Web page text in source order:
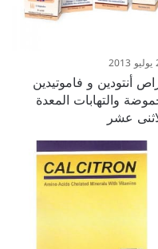
أنتودين و فاموتيدين
والتهابات المعدة
عشر